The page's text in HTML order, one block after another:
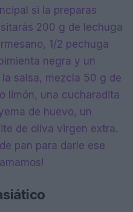
si la preparas
200 g de lechuga
1/2 pechuga
negra y un
la salsa, mezcla 50 g de
limón, una cucharadita
de huevo, un
de oliva virgen extra.
pan para darle ese